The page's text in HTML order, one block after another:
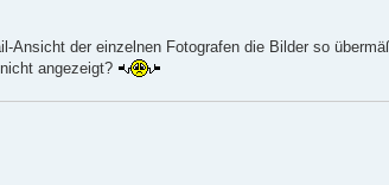
Ansicht der einzelnen Fotografen die Bilder so
angezeigt?